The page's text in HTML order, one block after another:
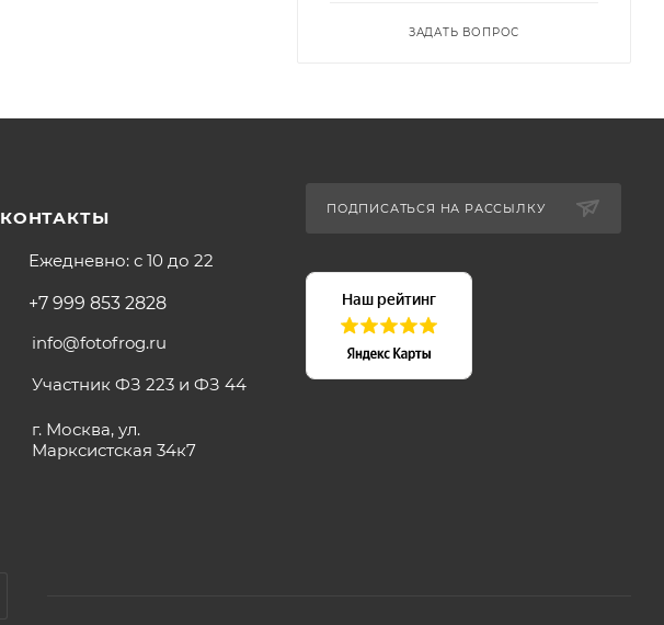
ЗАДАТЬ ВОПРОС
КОНТАКТЫ
Ежедневно: с 10 до 22
+7 999 853 2828
info@fotofrog.ru
Участник ФЗ 223 и ФЗ 44
г. Москва, ул.
Марксистская 34к7
ПОДПИСАТЬСЯ НА РАССЫЛКУ